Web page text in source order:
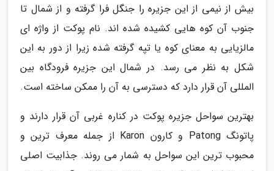
بیش از نیمی از این جزیره را جنگل فرا گرفته و از شمال تا
جنوب آن کوه هایی کشیده شده اند. نام پوکت از واژه ای
مالزیایی به معنای کوه یا تپه گرفته شده زیرا از دور به این
شکل به نظر می رسد. در شمال این جزیره فرودگاه بین
المللی آن قرار دارد که دسترسی به آن را ممکن ساخته است.
بهترین سواحل جزیره پوکت در کناره غربی آن قرار دارند و
پاتونگ Patong و کارون Karon از جمله معرف ترین و
محبوب ترین این سواحل به شمار می روند. جذابیت اصلی